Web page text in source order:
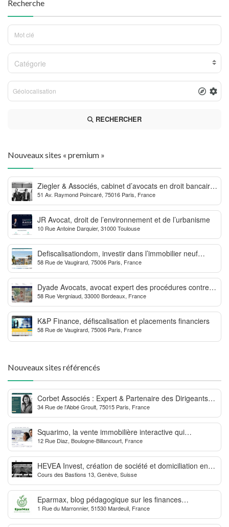
Recherche
Catégorie
RECHERCHER
Nouveaux sites « premium »
Ziegler & Associés, cabinet d’avocats en droit bancaire,
cryptomonnaie et escroqueries financières
51 Av. Raymond Poincaré, 75016 Paris, France
JR Avocat, droit de l’environnement et de l’urbanisme
10 Rue Antoine Darquier, 31000 Toulouse
Defiscalisationdom, investir dans l’immobilier neuf
Outre-mer
58 Rue de Vaugirard, 75006 Paris, France
Dyade Avocats, avocat expert des procédures contre la
MDPH
58 Rue Vergniaud, 33000 Bordeaux, France
K&P Finance, défiscalisation et placements financiers
58 Rue de Vaugirard, 75006 Paris, France
Nouveaux sites référencés
Corbet Associés : Expert & Partenaire des Dirigeants
d’Entreprise
34 Rue de l'Abbé Groult, 75015 Paris, France
Squarimo, la vente immobilière interactive qui
dynamise les transactions
12 Rue Diaz, Boulogne-Billancourt, France
HEVEA Invest, création de société et domiciliation en
Suisse
Cours des Bastions 13, Genève, Suisse
Eparmax, blog pédagogique sur les finances
personnelles
1 Rue du Marronnier, 51530 Mardeuil, France